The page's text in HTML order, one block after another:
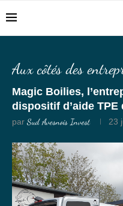
Aux côtés des
Magic Boilies,
dispositif d’aide TPE
par Sud Avesnois Invest 23